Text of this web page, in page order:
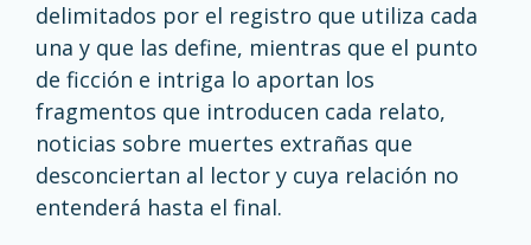
delimitados por el registro que utiliza cada
una y que las define, mientras que el punto
de ficción e intriga lo aportan los
fragmentos que introducen cada relato,
noticias sobre muertes extrañas que
desconciertan al lector y cuya relación no
entenderá hasta el final.